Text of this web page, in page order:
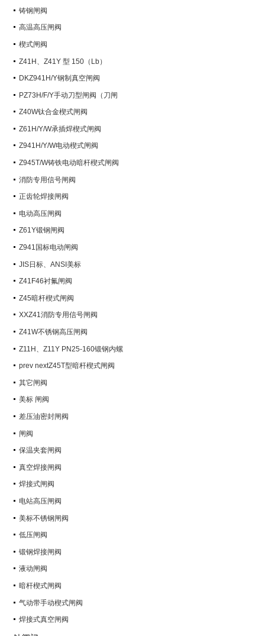
铸钢闸阀
高温高压闸阀
楔式闸阀
Z41H、Z41Y 型 150（Lb）
~600（Lb） 钢制楔式闸阀
DKZ941H/Y钢制真空闸阀
PZ73H/F/Y手动刀型闸阀（刀闸
阀）Z40W钛合金楔式闸阀
Z61H/Y/W承插焊楔式闸阀
Z941H/Y/W电动楔式闸阀
Z945T/W铸铁电动暗杆楔式闸阀
消防专用信号闸阀
正齿轮焊接闸阀
电动高压闸阀
Z61Y锻钢闸阀
Z941国标电动闸阀
JIS日标、ANSI美标
Z41F46衬氟闸阀
Z45暗杆楔式闸阀
XXZ41消防专用信号闸阀
Z41W不锈钢高压闸阀
Z11H、Z11Y PN25-160锻钢内螺
纹楔式闸阀
prev nextZ45T型暗杆楔式闸阀
其它闸阀
美标 闸阀
差压油密封闸阀
闸阀
保温夹套闸阀
真空焊接闸阀
焊接式闸阀
电站高压闸阀
美标不锈钢闸阀
低压闸阀
锻钢焊接闸阀
液动闸阀
暗杆楔式闸阀
气动带手动楔式闸阀
焊接式真空闸阀